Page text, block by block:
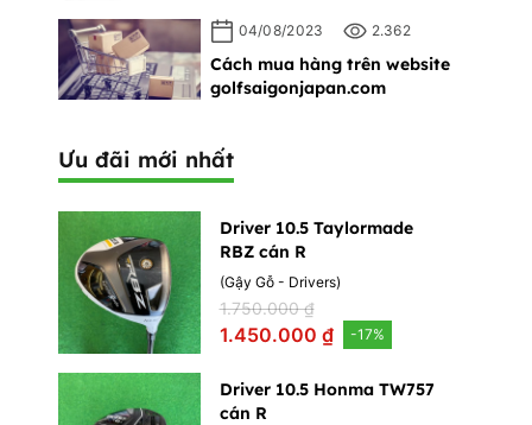
04/08/2023 2.362
Cách mua hàng trên website
golfsaigonjapan.com
Ưu đãi mới nhất
Driver 10.5 Taylormade
RBZ cán R
(Gậy Gỗ - Drivers)
1.750.000 ₫
1.450.000 ₫ -17%
Driver 10.5 Honma TW757
cán R